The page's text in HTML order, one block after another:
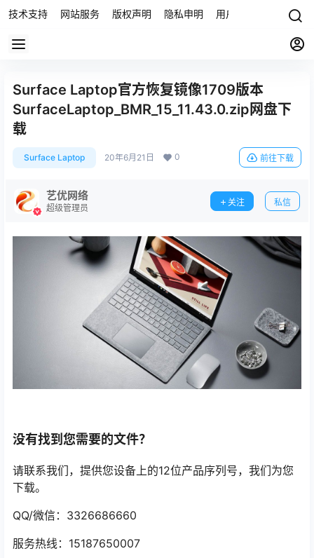
技术支持 网站服务 版权声明 隐私申明 用户协议 联系我们
Surface Laptop官方恢复镜像1709版本
SurfaceLaptop_BMR_15_11.43.0.zip网盘下
载
Surface Laptop 20年6月21日 0 前往下载
艺优网络
超级管理员
关注 私信
没有找到您需要的文件？
请联系我们，提供您设备上的12位产品序列号，我们为您
下载。
QQ/微信：3326686660
服务热线：15187650007